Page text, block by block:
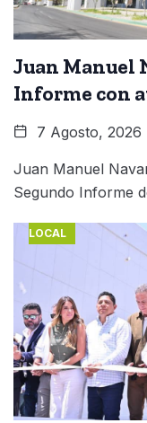
Juan Manuel
Informe con
7 Agosto, 2026
Juan Manuel
Segundo Informe
LOCAL